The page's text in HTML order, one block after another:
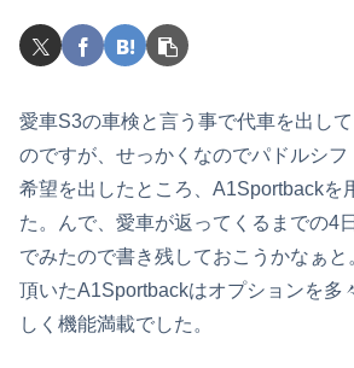
愛車S3の車検と言う事で代車を出し
のですが、せっかくなのでパドルシフ
希望を出したところ、A1Sportbackを
た。んで、愛車が返ってくるまでの4
でみたので書き残しておこうかなぁ
頂いたA1Sportbackはオプションを多
しく機能満載でした。